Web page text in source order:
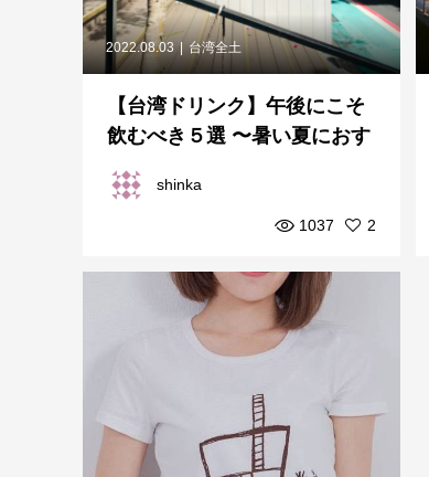
2022.08.03 台湾全土
【台湾ドリンク】午後にこそ
飲むべき５選 〜暑い夏におす
すめの飲み物
shinka
1037 2